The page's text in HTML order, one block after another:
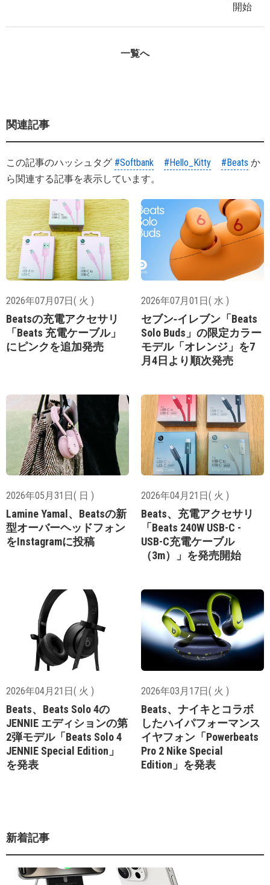
開始
一覧へ
関連記事
この記事のハッシュタグ #Softbank #Hello_Kitty #Beats か
ら関連する記事を表示しています。
2026年07月07日( 火 )
Beatsの充電アクセサリ
「Beats 充電ケーブル」
にピンクを追加発売
2026年07月01日( 水 )
セブン‐イレブン「Beats
Solo Buds」の限定カラー
モデル「オレンジ」を7
月4日より順次発売
2026年05月31日( 日 )
Lamine Yamal、Beatsの新
型オーバーヘッドフォン
をInstagramに投稿
2026年04月21日( 火 )
Beats、充電アクセサリ
「Beats 240W USB-C -
USB-C充電ケーブル
（3m）」を発売開始
2026年04月21日( 火 )
Beats、Beats Solo 4の
JENNIE エディションの第
2弾モデル「Beats Solo 4
JENNIE Special Edition」
を発表
2026年03月17日( 火 )
Beats、ナイキとコラボ
したハイパフォーマンス
イヤフォン「Powerbeats
Pro 2 Nike Special
Edition」を発表
新着記事